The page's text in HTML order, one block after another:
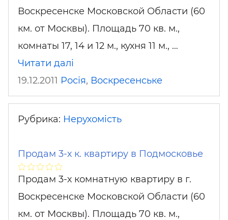
Воскресенске Московской Области (60
км. от Москвы). Площадь 70 кв. м.,
комнаты 17, 14 и 12 м., кухня 11 м., …
Читати далі
19.12.2011 Росія, Воскресенське
Рубрика: Нерухомість
Продам 3-х к. квартиру в Подмосковье
Продам 3-х комнатную квартиру в г.
Воскресенске Московской Области (60
км. от Москвы). Площадь 70 кв. м.,